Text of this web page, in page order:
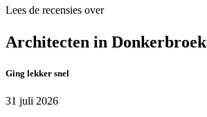
Lees de recensies over
Architecten in Donkerbroek
Ging lekker snel
31 juli 2026